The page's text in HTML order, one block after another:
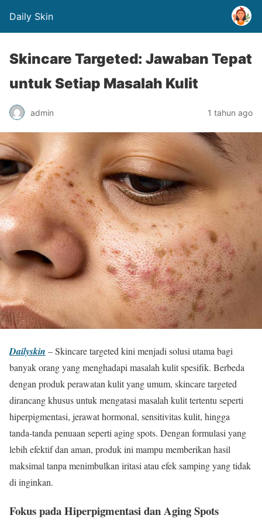
Daily Skin
Skincare Targeted: Jawaban Tepat
untuk Setiap Masalah Kulit
admin 1 tahun ago
Dailyskin – Skincare targeted kini menjadi solusi utama bagi
banyak orang yang menghadapi masalah kulit spesifik. Berbeda
dengan produk perawatan kulit yang umum, skincare targeted
dirancang khusus untuk mengatasi masalah kulit tertentu seperti
hiperpigmentasi, jerawat hormonal, sensitivitas kulit, hingga
tanda-tanda penuaan seperti aging spots. Dengan formulasi yang
lebih efektif dan aman, produk ini mampu memberikan hasil
maksimal tanpa menimbulkan iritasi atau efek samping yang tidak
di inginkan.
Fokus pada Hiperpigmentasi dan Aging Spots